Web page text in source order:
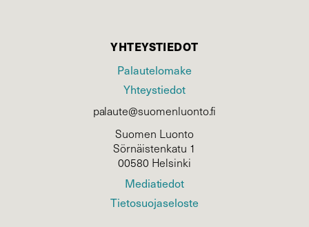
YHTEYSTIEDOT
Palautelomake
Yhteystiedot
palaute@suomenluonto.fi
Suomen Luonto
Sörnäistenkatu 1
00580 Helsinki
Mediatiedot
Tietosuojaseloste